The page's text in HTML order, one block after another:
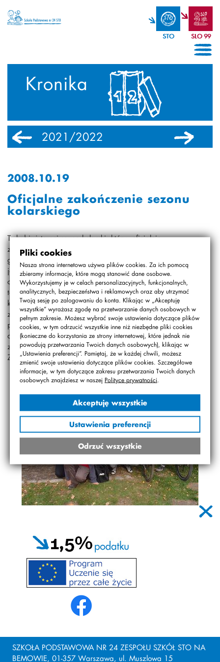
Pliki cookies
Nasza strona internetowa używa plików cookies. Za ich pomocą
zbieramy informacje, które mogą stanowić dane osobowe.
Wykorzystujemy je w celach personalizacyjnych, funkcjonalnych,
analitycznych, bezpieczeństwa i reklamowych oraz aby utrzymać
Twoją sesję po zalogowaniu do konta. Klikając w „Akceptuję
wszystkie” wyrażasz zgodę na przetwarzanie danych osobowych w
pełnym zakresie. Możesz wybrać swoje ustawienia dotyczące plików
cookies, w tym odrzucić wszystkie inne niż niezbędne pliki cookies
(konieczne do korzystania ze strony internetowej, które jednak nie
powodują przetwarzania Twoich danych osobowych), klikając w
„Ustawienia preferencji”. Pamiętaj, że w każdej chwili, możesz
zmienić swoje ustawienia dotyczące plików cookies. Szczegółowe
informacje, w tym dotyczące zakresu przetwarzania Twoich danych
osobowych znajdziesz w naszej Polityce prywatności
Akceptuję wszystkie
Ustawienia preferencji
Odrzuć wszystkie
STO SLO 99
Kronika
2021/2022 2020/2021
2008.10.19
Oficjalne zakończenie sezonu
kolarskiego
To był już trzeci sezon kolarski, który „oficjalnie
zakończyliśmy” wycieczką rowerową do Stanisławowa,
gdzie mieści się Biker Pub pana Adrzeja Rebejko. Tam,
jak zwykle przy pięknej pogodzie, ognisku, kiełbaskach i
chlebie ze smalcem (pycha!!!), chwaliliśmy się swoją
tężyzną fizyczną, nowymi dzwonkami i lusterkami przy
kierownicach naszych rowerów. W drodze powrotnej
zostaliśmy ugoszczeni przez panią Ejdorowicz i
poczęstowani sernikiem własnej roboty (pycha po raz
drugi!!!). Szczególne gratulacje dla Michała Ejdorowicza
za sportową postawę na wycieczce.
Zawodowa grupa kolarska SP nr 24 STO
SZKOŁA PODSTAWOWA NR 24 ZESPOŁU SZKÓŁ STO NA
BEMOWIE, 01-357 Warszawa, ul. Muszlowa 15